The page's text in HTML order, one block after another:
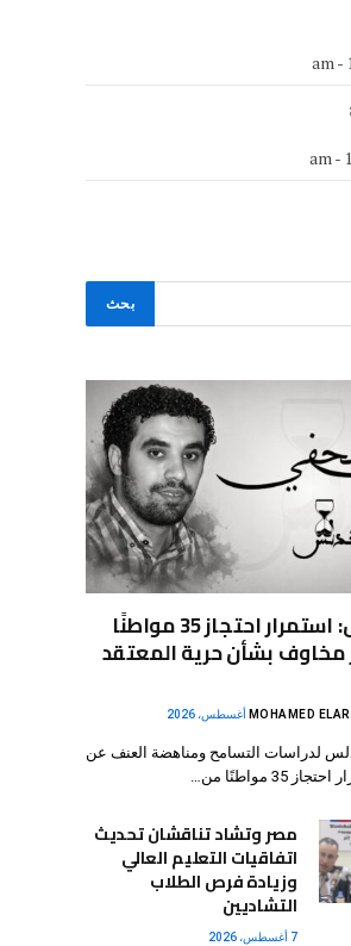
-
-
مركز أندلس: استمرار احتجاز 35 مواطنًا
مخاوف بشأن حرية المعتقد
MOHAMED
لدراسات التسامح ومناهضة العنف عن
مواطنًا من…
مصر وتشاد تناقشان تحديث
اتفاقيات التعليم العالي
وزيادة فرص الطلاب
التشاديين
7 أغسطس، 2026